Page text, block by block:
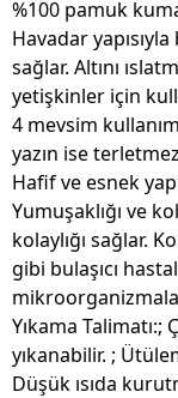
%100 pamuk
Havadar
sağlar. Altını
yetişkinler için
4 mevsim
yazın ise
Hafif ve esnek
Yumuşaklığı ve
kolaylığı sağlar.
gibi bulaşıcı
Yıkama Talimatı:;
yıkanabilir. ;
Düşük ısıda